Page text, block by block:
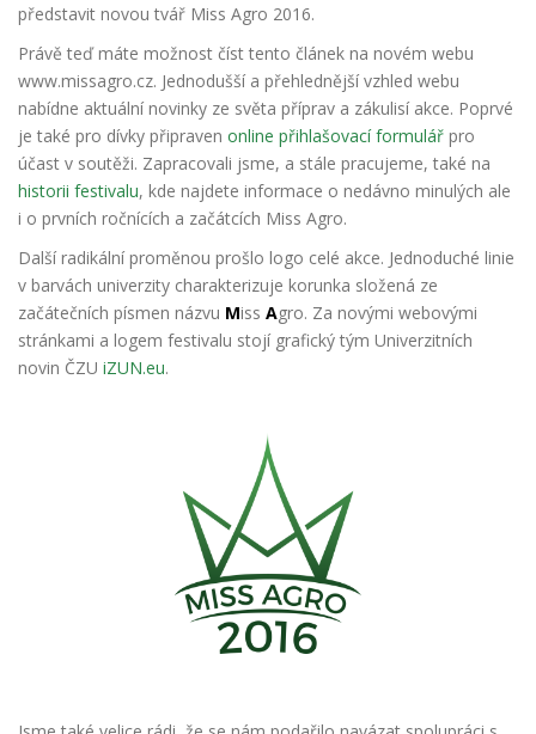
představit novou tvář Miss Agro 2016.
Právě teď máte možnost číst tento článek na novém webu
www.missagro.cz. Jednodušší a přehlednější vzhled webu
nabídne aktuální novinky ze světa příprav a zákulisí akce. Poprvé
je také pro dívky připraven online přihlašovací formulář pro
účast v soutěži. Zapracovali jsme, a stále pracujeme, také na
historii festivalu, kde najdete informace o nedávno minulých ale
i o prvních ročnících a začátcích Miss Agro.
Další radikální proměnou prošlo logo celé akce. Jednoduché linie
v barvách univerzity charakterizuje korunka složená ze
začátečních písmen názvu Miss Agro. Za novými webovými
stránkami a logem festivalu stojí grafický tým Univerzitních
novin ČZU iZUN.eu.